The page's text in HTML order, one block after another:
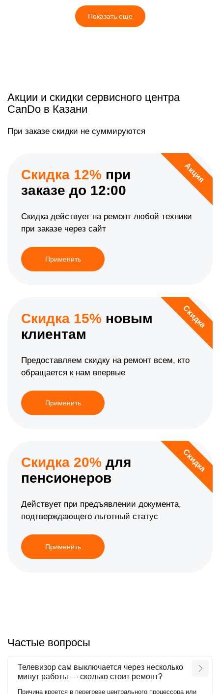
Показать еще
Акции и скидки сервисного центра
CanDo в Казани
При заказе скидки не суммируются
Акция
Скидка 12% при
заказе до 12:00
Скидка действует на ремонт любой техники
при заказе через сайт
Применить
Скидка
Скидка 15% новым
клиентам
Предоставляем скидку на ремонт всем, кто
обращается к нам впервые
Применить
Скидка
Скидка 20% для
пенсионеров
Действует при предъявлении документа,
подтверждающего льготный статус
Применить
Частые вопросы
Телевизор сам выключается через несколько
минут работы — сколько стоит ремонт?
Причина кроется в перегреве центрального процессора или